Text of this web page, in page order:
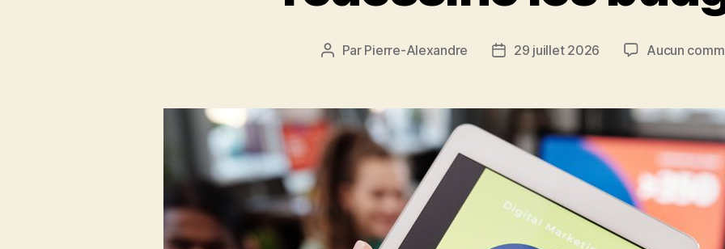
Auteur
Par Pierre-Alexandre
Date29 juillet 2026 Aucun